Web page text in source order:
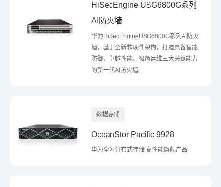
HiSecEngine USG6800G系列
AI防火墙
华为HiSecEngineUSG6800G系列AI防火
墙，基于全新软硬件架构，打造具备智能
防御、卓越性能、极简运维三大关键能力
的新一代AI防火墙。
数据存储
OceanStor Pacific 9928
华为全闪分布式存储 高性能旗舰产品